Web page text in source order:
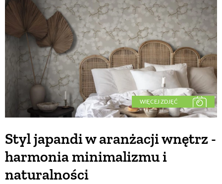
WIĘCEJ ZDJĘĆ
Styl japandi w aranżacji wnętrz -
harmonia minimalizmu i
naturalności
BUDUJEMY DOM
OGRÓD
WARZYWA I OWOCE
PORADY